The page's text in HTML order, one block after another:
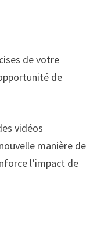
de votre
de
vidéos
manière de
l’impact de